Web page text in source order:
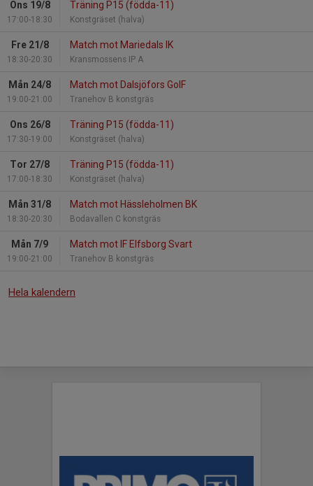
Ons 19/8
17:00-18:30
Träning P15 (födda-11)
Konstgräset (halva)
Fre 21/8
18:30-20:30
Match mot Mariedals IK
Kransmossens IP A
Mån 24/8
19:00-21:00
Match mot Dalsjöfors GoIF
Tranehov B konstgräs
Ons 26/8
17:30-19:00
Träning P15 (födda-11)
Konstgräset (halva)
Tor 27/8
17:00-18:30
Träning P15 (födda-11)
Konstgräset (halva)
Mån 31/8
18:30-20:30
Match mot Hässleholmen BK
Bodavallen C konstgräs
Mån 7/9
19:00-21:00
Match mot IF Elfsborg Svart
Tranehov B konstgräs
Hela kalendern